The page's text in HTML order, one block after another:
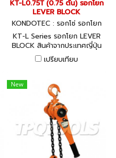
KT-L0.75T (0.75 ตัน) รอกโยก
LEVER BLOCK
KONDOTEC : รอกโซ่ รอกโยก
รอกถ่วง KT-L0.75T
KT-L Series รอกโยก LEVER
BLOCK สินค้าจากประเทศญี่ปุ่น
พร้อมใบ CERTIFICATE
GUARANTEE
เปรียบเทียบ
New